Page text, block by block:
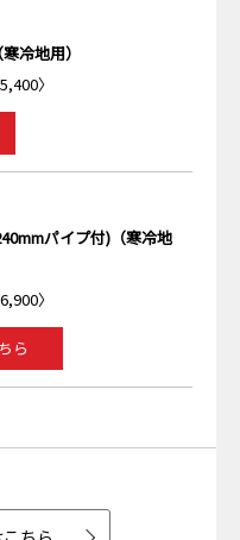
冷地用）
〉
パイプ付)（寒冷地
〉
ら